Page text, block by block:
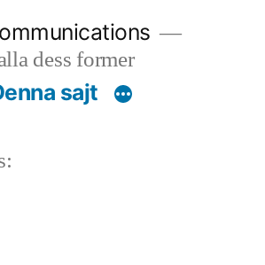
dess former
sajt